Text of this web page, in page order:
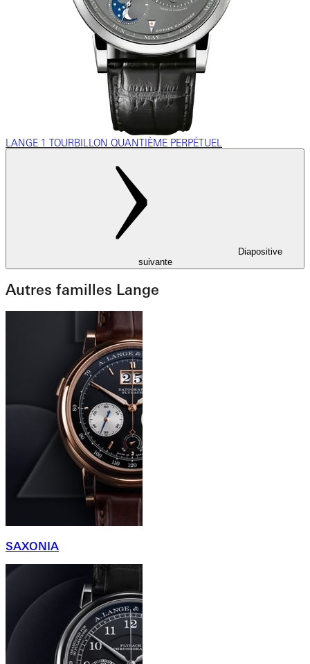
LANGE 1 TOURBILLON QUANTIÈME PERPÉTUEL
Diapositive
suivante
Autres familles Lange
SAXONIA